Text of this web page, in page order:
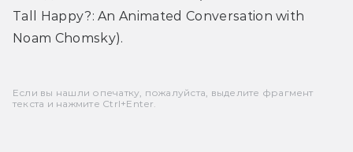
Tall Happy?: An Animated Conversation with
Noam Chomsky).
Если вы нашли опечатку, пожалуйста, выделите фрагмент
текста и нажмите Ctrl+Enter.